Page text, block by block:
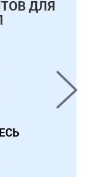
ДЛЯ